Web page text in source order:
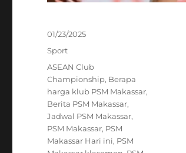
Posted
01/23/2025
Categories
Sport
Tags
ASEAN Club
Championship, Berapa
harga klub PSM Makassar,
Berita PSM Makassar,
Jadwal PSM Makassar,
PSM Makassar, PSM
Makassar Hari ini, PSM